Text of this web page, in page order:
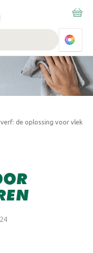
vanaf €100,- aan Sikkens
de oplossing voor